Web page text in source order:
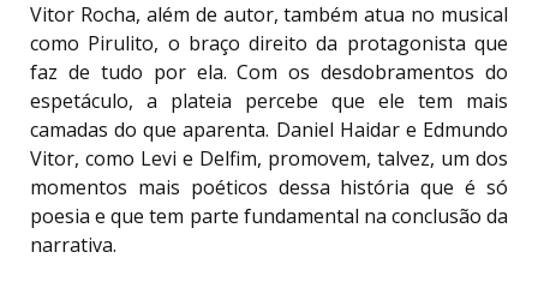
Vitor Rocha, além de autor, também atua no musical
como Pirulito, o braço direito da protagonista que
faz de tudo por ela. Com os desdobramentos do
espetáculo, a plateia percebe que ele tem mais
camadas do que aparenta. Daniel Haidar e Edmundo
Vitor, como Levi e Delfim, promovem, talvez, um dos
momentos mais poéticos dessa história que é só
poesia e que tem parte fundamental na conclusão da
narrativa.